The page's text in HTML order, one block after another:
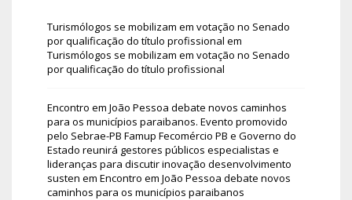
Turismólogos se mobilizam em votação no Senado
por qualificação do título profissional em
Turismólogos se mobilizam em votação no Senado
por qualificação do título profissional
Encontro em João Pessoa debate novos caminhos
para os municípios paraibanos. Evento promovido
pelo Sebrae-PB Famup Fecomércio PB e Governo do
Estado reunirá gestores públicos especialistas e
lideranças para discutir inovação desenvolvimento
susten em Encontro em João Pessoa debate novos
caminhos para os municípios paraibanos